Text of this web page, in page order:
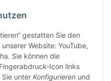
gestatten Sie den
Website: YouTube,
Sie können die
Icon links
Sie unter Konfigurieren und